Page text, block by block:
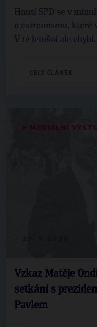
Hnutí SPD se v
o extremismu, které
V té letošní ale
CELÝ ČLÁNEK
▶ MEDIÁLNÍ
Vzkaz Matěje
setkání s
Pavlem